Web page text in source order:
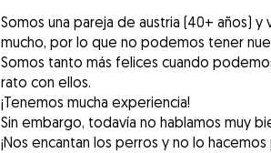
Somos una pareja de austria (40+ años)
mucho, por lo que no podemos tener
Somos tanto más felices cuando
rato con ellos.
¡Tenemos mucha experiencia!
Sin embargo, todavía no hablamos muy
¡Nos encantan los perros y no lo